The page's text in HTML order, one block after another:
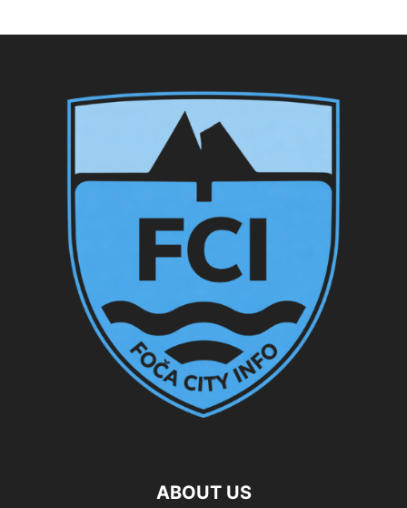
ABOUT US